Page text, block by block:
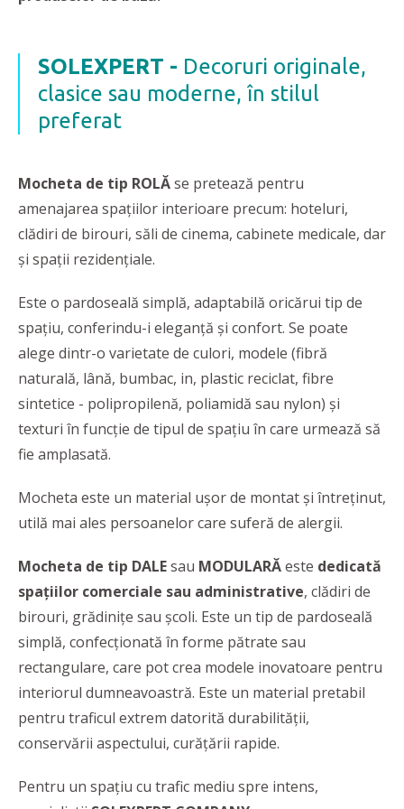
SOLEXPERT - Decoruri originale,
clasice sau moderne, în stilul
preferat
Mocheta de tip ROLĂse pretează pentru
amenajarea spațiilor interioare precum: hoteluri,
clădiri de birouri, săli de cinema, cabinete medicale, dar
și spații rezidențiale.
Este o pardoseală simplă, adaptabilă oricărui tip de
spațiu, conferindu-i eleganță și confort. Se poate
alege dintr-o varietate de culori, modele (fibră
naturală, lână, bumbac, in, plastic reciclat, fibre
sintetice - polipropilenă, poliamidă sau nylon) și
texturi în funcție de tipul de spațiu în care urmează să
fie amplasată.
Mocheta este un material ușor de montat și întreținut,
utilă mai ales persoanelor care suferă de alergii.
Mocheta de tip DALEsau MODULARĂeste dedicată
spațiilor comerciale sau administrative, clădiri de
birouri, grădinițe sau școli. Este un tip de pardoseală
simplă, confecționată în forme pătrate sau
rectangulare, care pot crea modele inovatoare pentru
interiorul dumneavoastră. Este un material pretabil
pentru traficul extrem datorită durabilității,
conservării aspectului, curățării rapide.
Pentru un spațiu cu trafic mediu spre intens,